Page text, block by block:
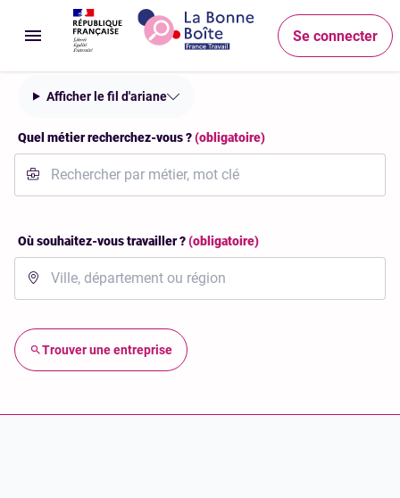
Accéder au menu
Accéder au contenu principal
Accéder au pied de page
Ouvrir le menu Se connecter
Afficher le fil d'ariane
Quel métier recherchez-vous ?(obligatoire)
Où souhaitez-vous travailler ?(obligatoire)
Trouver une entreprise